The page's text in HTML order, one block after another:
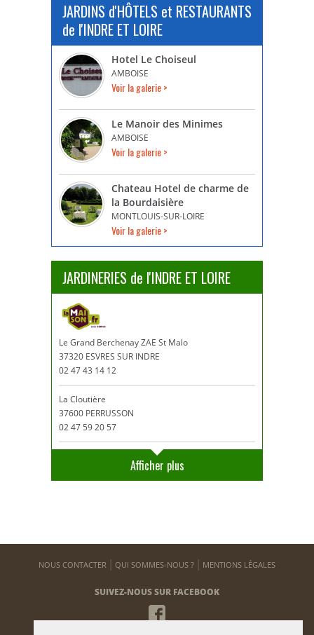
JARDINS d'HÔTELS et RESTAURANTS
de l'INDRE ET LOIRE
Hotel Le Choiseul
AMBOISE
Voir la galerie >
Le Manoir des Minimes
AMBOISE
Voir la galerie >
Chateau Hotel de charme de
la Bourdaisière
MONTLOUIS-SUR-LOIRE
Voir la galerie >
JARDINERIES de l'INDRE ET LOIRE
Le Grand Berchenay ZAE St Malo
37320 ESVRES SUR INDRE
02 47 43 14 12
La Cloutière
37600 PERRUSSON
02 47 59 20 57
Afficher plus
NOUS CONTACTER QUI SOMMES-NOUS ? MENTIONS LÉGALES
SUIVEZ-NOUS SUR FACEBOOK